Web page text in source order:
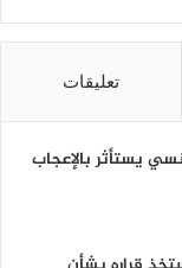
تعليقات
يستأثر بالإعجاب